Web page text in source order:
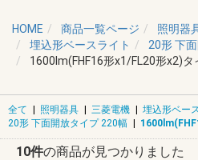
HOME 商品一覧ページ 照明器
埋込形ベースライト
20形 下
1600lm(FHF16形x1/FL20形x2)タ
全て | 照明器具 | 三菱電機 | 埋込形ベー
20形 下面開放タイプ 220幅 |
10件の商品が見つかりました